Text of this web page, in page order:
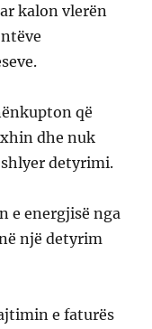
kalon vlerën
që
dhe nuk
detyrimi.
e energjisë nga
një detyrim
e faturës